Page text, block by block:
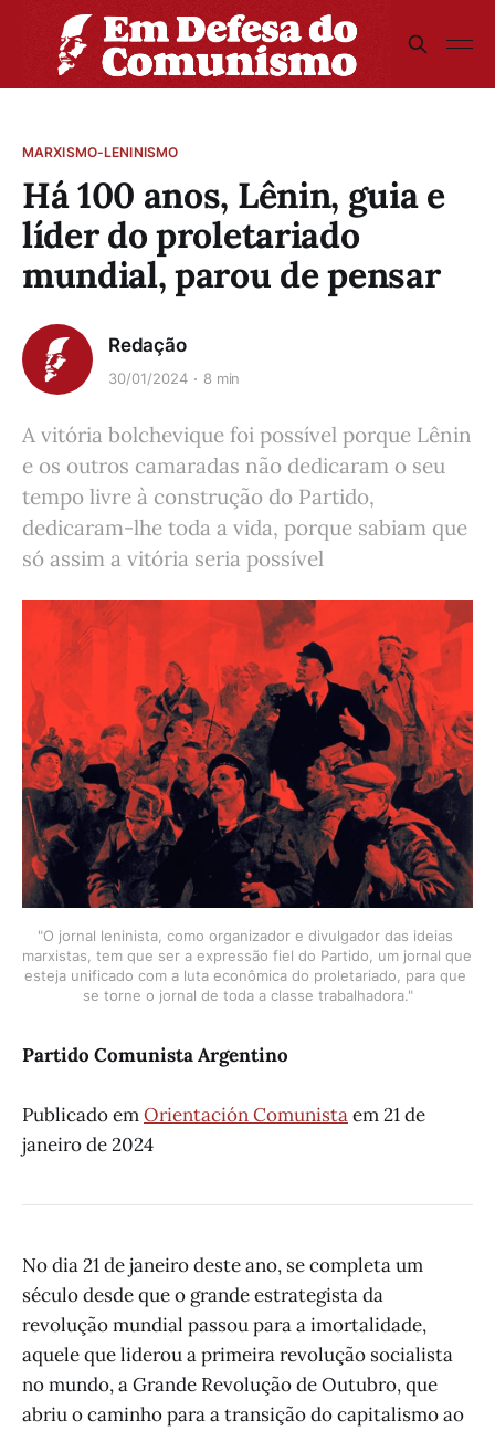
MARXISMO-LENINISMO
Há 100 anos, Lênin, guia e
líder do proletariado
mundial, parou de pensar
Redação
30/01/2024 8 min
A vitória bolchevique foi possível porque Lênin
e os outros camaradas não dedicaram o seu
tempo livre à construção do Partido,
dedicaram-lhe toda a vida, porque sabiam que
só assim a vitória seria possível
"O jornal leninista, como organizador e divulgador das ideias
marxistas, tem que ser a expressão fiel do Partido, um jornal que
esteja unificado com a luta econômica do proletariado, para que
se torne o jornal de toda a classe trabalhadora."
Partido Comunista Argentino
Publicado emOrientación Comunistaem 21 de
janeiro de 2024
No dia 21 de janeiro deste ano, se completa um
século desde que o grande estrategista da
revolução mundial passou para a imortalidade,
aquele que liderou a primeira revolução socialista
no mundo, a Grande Revolução de Outubro, que
abriu o caminho para a transição do capitalismo ao